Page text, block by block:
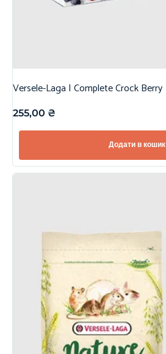
Versele-Laga | Complete Crock Berry
255,00 ₴
Додати в кошик